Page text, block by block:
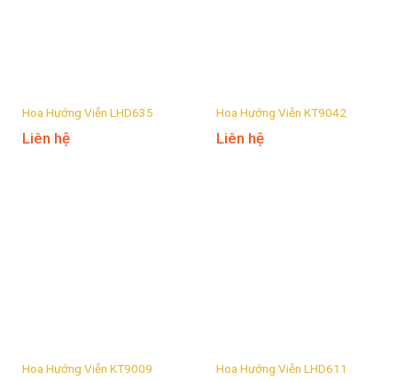
Hoa Hướng Viễn LHD635
Liên hệ
Hoa Hướng Viễn KT9042
Liên hệ
Hoa Hướng Viễn KT9009 Hoa Hướng Viễn LHD611